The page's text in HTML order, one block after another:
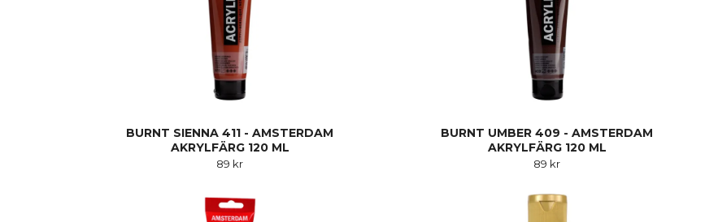
BURNT SIENNA 411 - AMSTERDAM
AKRYLFÄRG 120 ML
89 kr
BURNT UMBER 409 - AMSTERDAM
AKRYLFÄRG 120 ML
89 kr